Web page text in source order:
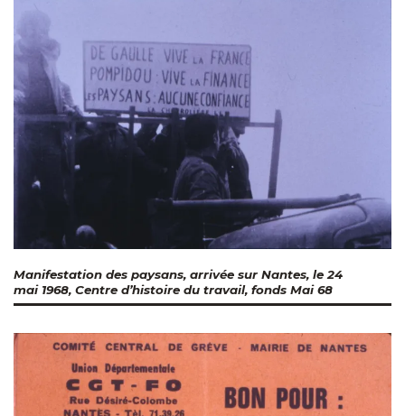
Manifestation des paysans, arrivée sur Nantes, le 24
mai 1968, Centre d’histoire du travail, fonds Mai 68